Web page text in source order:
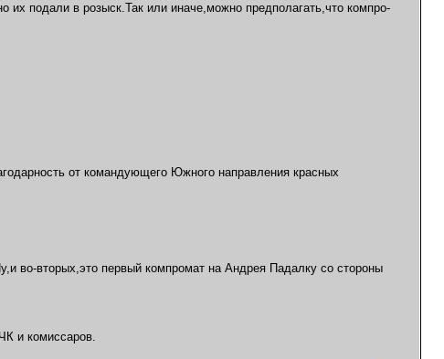
их подали в розыск.Так или иначе,можно предполагать,что компро-
от командующего Южного направления красных
во-вторых,это первый компромат на Андрея Падалку со стороны
и комиссаров.